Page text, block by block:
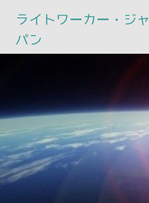
ライトワーカー・ジャ
パン